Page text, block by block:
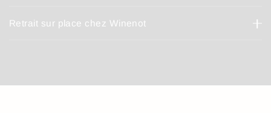
Retrait sur place chez Winenot